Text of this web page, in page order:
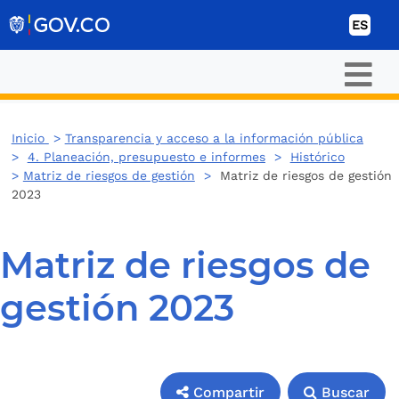
ES
Inicio > Transparencia y acceso a la información pública
> 4. Planeación, presupuesto e informes> Histórico
> Matriz de riesgos de gestión > Matriz de riesgos de gestión
2023
Matriz de riesgos de
gestión 2023
Compartir Buscar